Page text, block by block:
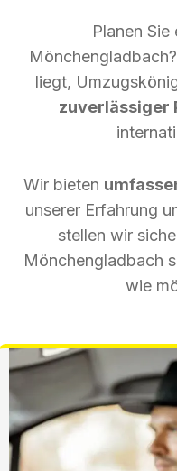
Planen
liegt,
zuverlässiger
Wir bieten
unserer Erfahrung
stellen wir
Mönchengladbach
wie